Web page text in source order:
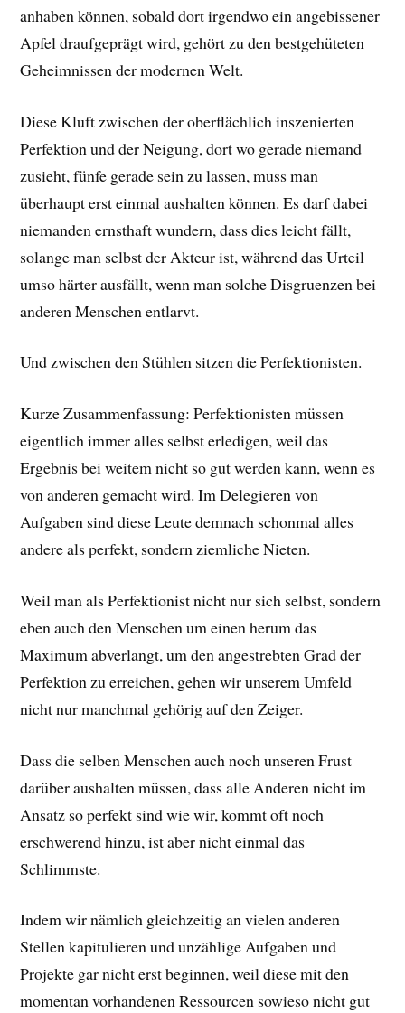
anhaben können, sobald dort irgendwo ein angebissener
Apfel draufgeprägt wird, gehört zu den bestgehüteten
Geheimnissen der modernen Welt.
Diese Kluft zwischen der oberflächlich inszenierten
Perfektion und der Neigung, dort wo gerade niemand
zusieht, fünfe gerade sein zu lassen, muss man
überhaupt erst einmal aushalten können. Es darf dabei
niemanden ernsthaft wundern, dass dies leicht fällt,
solange man selbst der Akteur ist, während das Urteil
umso härter ausfällt, wenn man solche Disgruenzen bei
anderen Menschen entlarvt.
Und zwischen den Stühlen sitzen die Perfektionisten.
Kurze Zusammenfassung: Perfektionisten müssen
eigentlich immer alles selbst erledigen, weil das
Ergebnis bei weitem nicht so gut werden kann, wenn es
von anderen gemacht wird. Im Delegieren von
Aufgaben sind diese Leute demnach schonmal alles
andere als perfekt, sondern ziemliche Nieten.
Weil man als Perfektionist nicht nur sich selbst, sondern
eben auch den Menschen um einen herum das
Maximum abverlangt, um den angestrebten Grad der
Perfektion zu erreichen, gehen wir unserem Umfeld
nicht nur manchmal gehörig auf den Zeiger.
Dass die selben Menschen auch noch unseren Frust
darüber aushalten müssen, dass alle Anderen nicht im
Ansatz so perfekt sind wie wir, kommt oft noch
erschwerend hinzu, ist aber nicht einmal das
Schlimmste.
Indem wir nämlich gleichzeitig an vielen anderen
Stellen kapitulieren und unzählige Aufgaben und
Projekte gar nicht erst beginnen, weil diese mit den
momentan vorhandenen Ressourcen sowieso nicht gut